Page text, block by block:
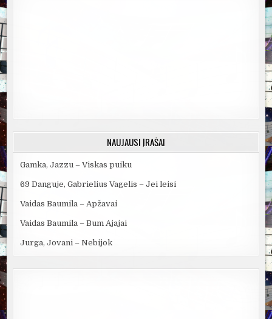
NAUJAUSI ĮRAŠAI
Gamka, Jazzu – Viskas puiku
69 Danguje, Gabrielius Vagelis – Jei leisi
Vaidas Baumila – Apžavai
Vaidas Baumila – Bum Ajajai
Jurga, Jovani – Nebijok